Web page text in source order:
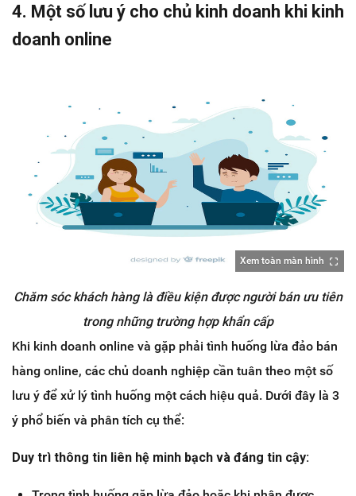
4. Một số lưu ý cho chủ kinh doanh khi kinh
doanh online
Xem toàn màn hình
Chăm sóc khách hàng là điều kiện được người bán ưu tiên
trong những trường hợp khẩn cấp
Khi kinh doanh online và gặp phải tình huống lừa đảo bán
hàng online, các chủ doanh nghiệp cần tuân theo một số
lưu ý để xử lý tình huống một cách hiệu quả. Dưới đây là 3
ý phổ biến và phân tích cụ thể:
Duy trì thông tin liên hệ minh bạch và đáng tin cậy: